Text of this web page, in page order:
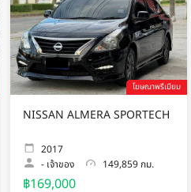
โฆษณาพรีเมียม
NISSAN ALMERA SPORTECH
2017
- เจ้าของ 149,859 กม.
฿169,000